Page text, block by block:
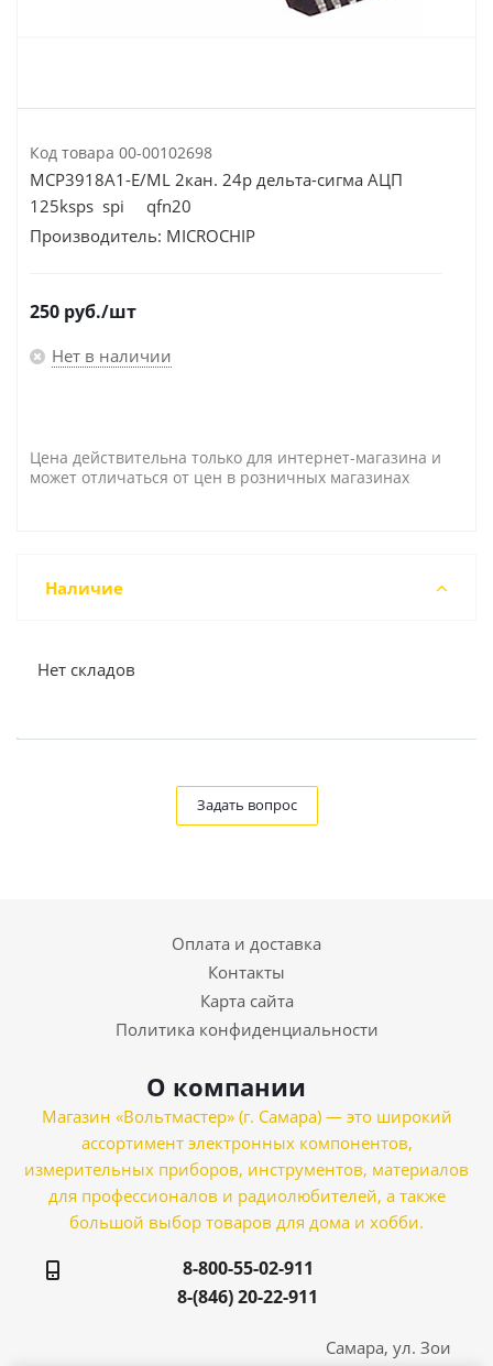
Код товара 00-00102698
MCP3918A1-E/ML 2кан. 24р дельта-сигма АЦП
125ksps spi qfn20
Производитель: MICROCHIP
250 руб./шт
Нет в наличии
Цена действительна только для интернет-магазина и
может отличаться от цен в розничных магазинах
Наличие
Нет складов
Задать вопрос
Оплата и доставка
Контакты
Карта сайта
Политика конфиденциальности
О компании
Магазин «Вольтмастер» (г. Самара) — это широкий
ассортимент электронных компонентов,
измерительных приборов, инструментов, материалов
для профессионалов и радиолюбителей, а также
большой выбор товаров для дома и хобби.
8-800-55-02-911
8-(846) 20-22-911
Самара, ул. Зои